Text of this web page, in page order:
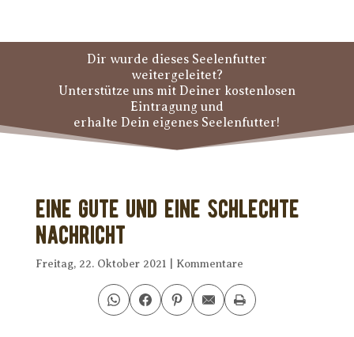
Dir wurde dieses Seelenfutter
weitergeleitet?
Unterstütze uns mit Deiner kostenlosen
Eintragung und
erhalte Dein eigenes Seelenfutter!
Eine gute und eine schlechte
Nachricht
Freitag, 22. Oktober 2021 Kommentare